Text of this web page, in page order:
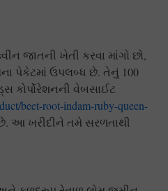
જાતની ખેતી કરવા માંગો છો,
પેકેટમાં ઉપલબ્ધ છે. તેનું 100
કોર્પોરેશનની વેબસાઈટ
beet-root-indam-ruby-queen-
આ ખરીદીને તમે સરળતાથી